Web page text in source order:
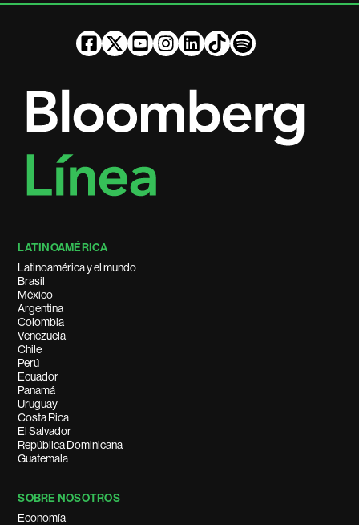
LATINOAMÉRICA
Latinoamérica y el mundo
Brasil
México
Argentina
Colombia
Venezuela
Chile
Perú
Ecuador
Panamá
Uruguay
Costa Rica
El Salvador
República Dominicana
Guatemala
SOBRE NOSOTROS
Economía